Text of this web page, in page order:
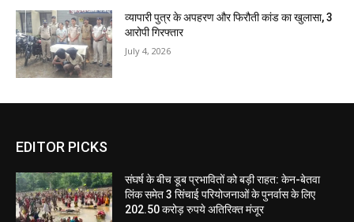
व्यापारी पुत्र के अपहरण और फिरौती कांड का खुलासा, 3
आरोपी गिरफ्तार
July 4, 2026
EDITOR PICKS
संघर्ष के बीच डूब प्रभावितों को बड़ी राहत: केन-बेतवा
लिंक समेत 3 सिंचाई परियोजनाओं के पुनर्वास के लिए
202.50 करोड़ रुपये अतिरिक्त मंजूर